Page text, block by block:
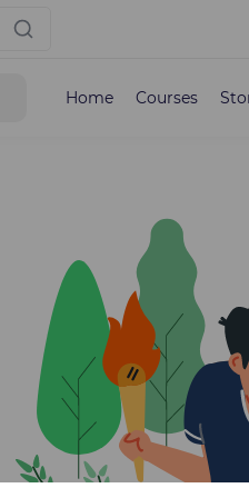
Home Courses